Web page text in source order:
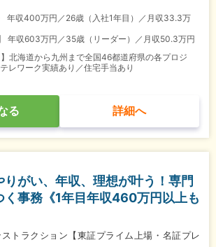
年収400万円／26歳（入社1年目）／月収33.3万
年収603万円／35歳（リーダー）／月収50.3万円
】北海道から九州まで全国46都道府県の各プロジ
レワーク実績あり／住宅手当あり
る 詳細へ
りがい、年収、理想が叶う！専門
く事務《1年目年収460万円以上も
トラクション【東証プライム上場・名証プレ